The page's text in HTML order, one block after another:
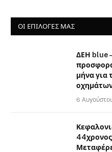
ΟΙ ΕΠΙΛΟΓΈΣ ΜΑΣ
ΔΕΗ blue
μήνα για
6